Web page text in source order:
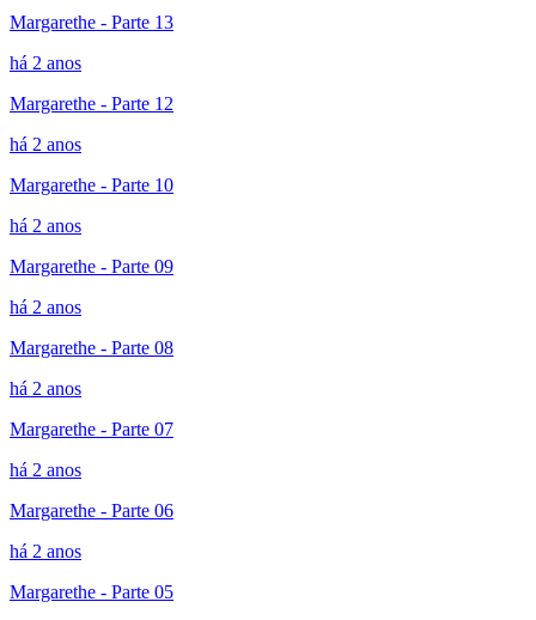
Margarethe - Parte 13
há 2 anos
Margarethe - Parte 12
há 2 anos
Margarethe - Parte 10
há 2 anos
Margarethe - Parte 09
há 2 anos
Margarethe - Parte 08
há 2 anos
Margarethe - Parte 07
há 2 anos
Margarethe - Parte 06
há 2 anos
Margarethe - Parte 05